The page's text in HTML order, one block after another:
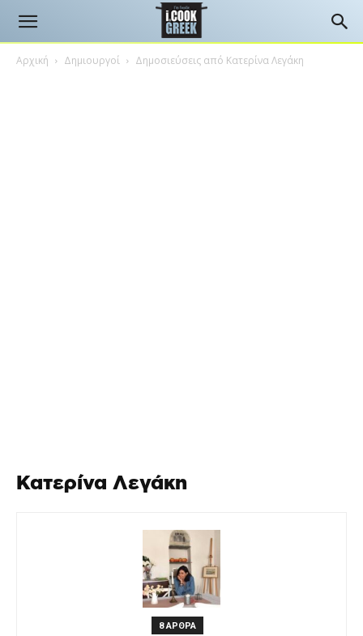
Αρχική Δημιουργοί Δημοσιεύσεις από Κατερίνα Λεγάκη
Κατερίνα Λεγάκη
8 ΑΡΘΡΑ